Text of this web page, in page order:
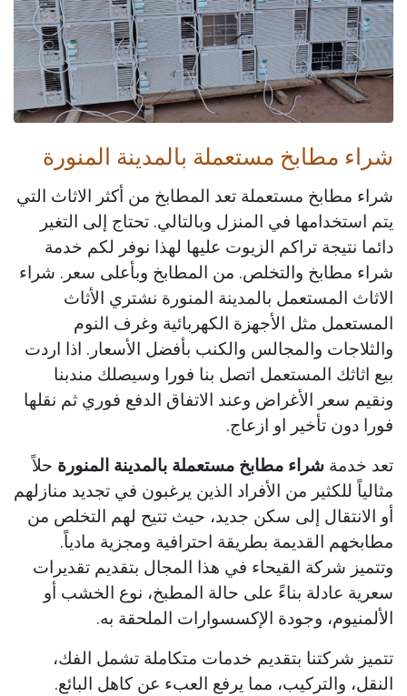
شراء مطابخ مستعملة بالمدينة المنورة
شراء مطابخ مستعملة تعد المطابخ من أكثر الاثاث التي
يتم استخدامها في المنزل وبالتالي. تحتاج إلى التغير
دائما نتيجة تراكم الزيوت عليها لهذا نوفر لكم خدمة
شراء مطابخ والتخلص. من المطابخ وبأعلى سعر. شراء
الاثاث المستعمل بالمدينة المنورة نشتري الأثاث
المستعمل مثل الأجهزة الكهربائية وغرف النوم
والثلاجات والمجالس والكنب بأفضل الأسعار. اذا اردت
بيع اثاثك المستعمل اتصل بنا فورا وسيصلك مندبنا
ونقيم سعر الأغراض وعند الاتفاق الدفع فوري ثم نقلها
فورا دون تأخير او ازعاج.
تعد خدمة شراء مطابخ مستعملة بالمدينة المنورة حلاً
مثالياً للكثير من الأفراد الذين يرغبون في تجديد منازلهم
أو الانتقال إلى سكن جديد، حيث تتيح لهم التخلص من
مطابخهم القديمة بطريقة احترافية ومجزية مادياً.
وتتميز شركة القيحاء في هذا المجال بتقديم تقديرات
سعرية عادلة بناءً على حالة المطبخ، نوع الخشب أو
الألمنيوم، وجودة الإكسسوارات الملحقة به.
تتميز شركتنا بتقديم خدمات متكاملة تشمل الفك،
النقل، والتركيب، مما يرفع العبء عن كاهل البائع.